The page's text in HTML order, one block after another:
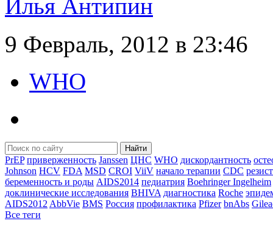
Илья Антипин
9 Февраль, 2012 в 23:46
WHO
Найти
PrEP приверженность Janssen ЦНС WHO дискордантность
Johnson HCV FDA MSD CROI ViiV начало терапии CDC
беременность и роды AIDS2014 педиатрия Boehringer Ingelheim
доклинические исследования BHIVA диагностика Roche
AIDS2012AbbVie BMS Россия профилактика Pfizer bnAbs
Все теги